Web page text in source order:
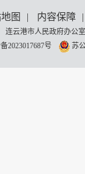
图 | 内容保障 |
连云港市人民政府办
2023017687号
苏